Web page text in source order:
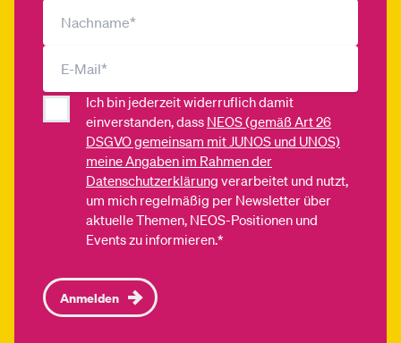
Ich bin jederzeit widerruflich damit
einverstanden, dass NEOS (gemäß Art 26
DSGVO gemeinsam mit JUNOS und UNOS)
meine Angaben im Rahmen der
Datenschutzerklärung verarbeitet und nutzt,
um mich regelmäßig per Newsletter über
aktuelle Themen, NEOS-Positionen und
Events zu informieren.*
Anmelden